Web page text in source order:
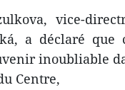
vice-
a déclaré que
inoubliable
Centre,